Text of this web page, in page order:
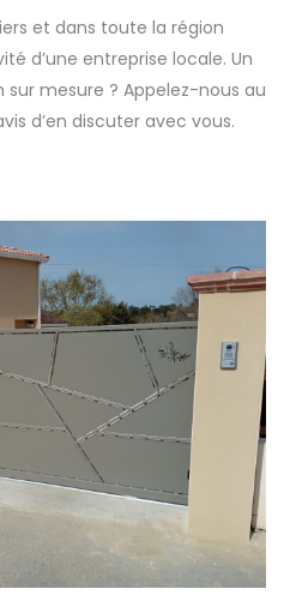
et dans toute la région
d’une entreprise locale. Un
mesure ? Appelez-nous au
d’en discuter avec vous.